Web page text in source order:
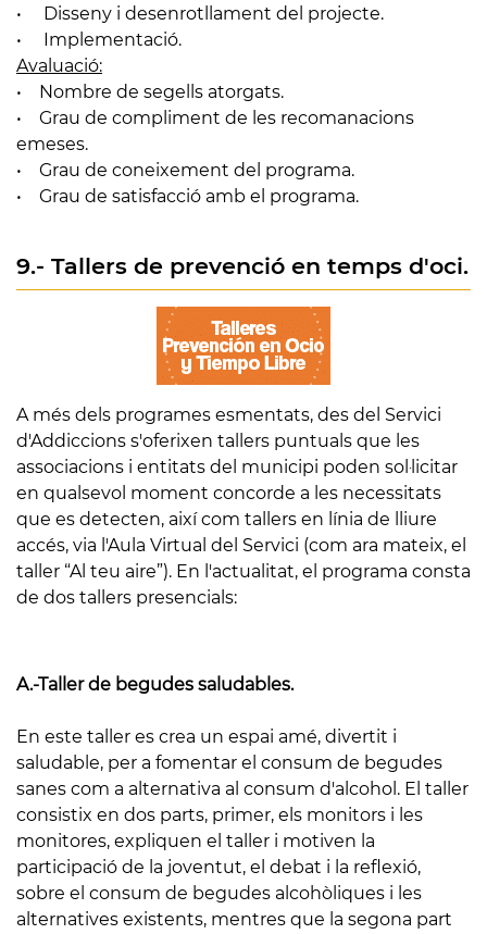
• Disseny i desenrotllament del projecte.
• Implementació.
Avaluació:
• Nombre de segells atorgats.
• Grau de compliment de les recomanacions
emeses.
• Grau de coneixement del programa.
• Grau de satisfacció amb el programa.
9.- Tallers de prevenció en temps d'oci.
A més dels programes esmentats, des del Servici
d'Addiccions s'oferixen tallers puntuals que les
associacions i entitats del municipi poden sol·licitar
en qualsevol moment concorde a les necessitats
que es detecten, així com tallers en línia de lliure
accés, via l'Aula Virtual del Servici (com ara mateix, el
taller “Al teu aire”). En l'actualitat, el programa consta
de dos tallers presencials:
A.-Taller de begudes saludables.
En este taller es crea un espai amé, divertit i
saludable, per a fomentar el consum de begudes
sanes com a alternativa al consum d'alcohol. El taller
consistix en dos parts, primer, els monitors i les
monitores, expliquen el taller i motiven la
participació de la joventut, el debat i la reflexió,
sobre el consum de begudes alcohòliques i les
alternatives existents, mentres que la segona part